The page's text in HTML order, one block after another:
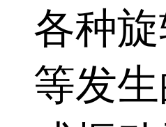
各种
等发